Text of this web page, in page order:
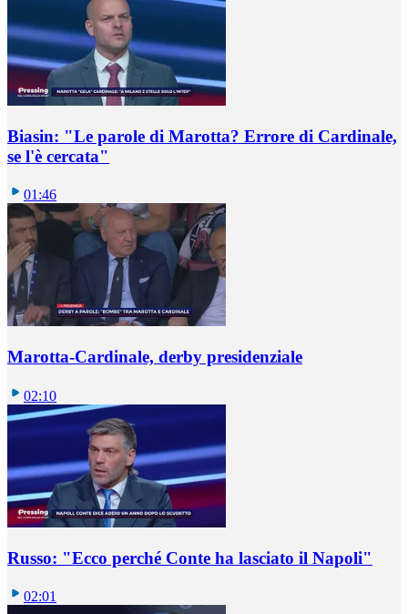
Biasin: "Le parole di Marotta? Errore di Cardinale,
se l'è cercata"
01:46
Marotta-Cardinale, derby presidenziale
02:10
Russo: "Ecco perché Conte ha lasciato il Napoli"
02:01